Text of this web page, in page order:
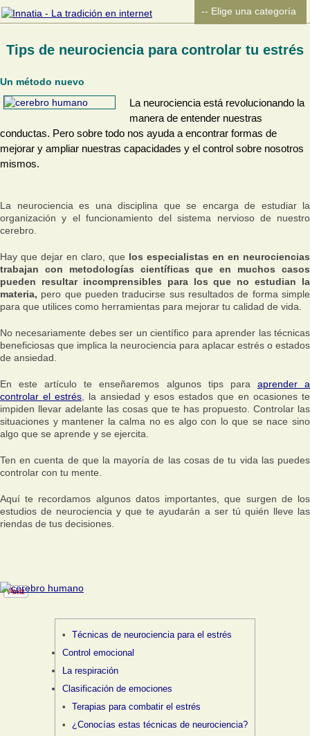
Tips de neurociencia para controlar tu estrés
Un método nuevo
La neurociencia está revolucionando la
manera de entender nuestras
conductas. Pero sobre todo nos ayuda a encontrar formas de
mejorar y ampliar nuestras capacidades y el control sobre nosotros
mismos.
La neurociencia es una disciplina que se encarga de estudiar la
organización y el funcionamiento del sistema nervioso de nuestro
cerebro.
Hay que dejar en claro, que los especialistas en en neurociencias
trabajan con metodologías científicas que en muchos casos
pueden resultar incomprensibles para los que no estudian la
materia, pero que pueden traducirse sus resultados de forma simple
para que utilices como herramientas para mejorar tu calidad de vida.
No necesariamente debes ser un científico para aprender las técnicas
beneficiosas que implica la neurociencia para aplacar estrés o estados
de ansiedad.
En este artículo te enseñaremos algunos tips para aprender a
controlar el estrés , la ansiedad y esos estados que en ocasiones te
impiden llevar adelante las cosas que te has propuesto. Controlar las
situaciones y mantener la calma no es algo con lo que se nace sino
algo que se aprende y se ejercita.
Ten en cuenta de que la mayoría de las cosas de tu vida las puedes
controlar con tu mente.
Aquí te recordamos algunos datos importantes, que surgen de los
estudios de neurociencia y que te ayudarán a ser tú quién lleve las
riendas de tus decisiones.
Técnicas de neurociencia para el estrés
Control emocional
La respiración
Clasificación de emociones
Terapias para combatir el estrés
¿Conocías estas técnicas de neurociencia?